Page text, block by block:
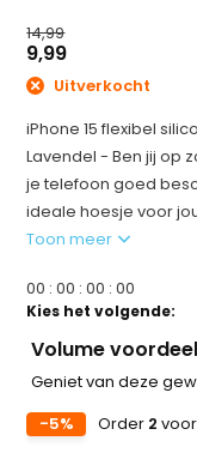
14,99
9,99
Uitverkocht
iPhone 15 flexibel
Lavendel - Ben jij op
je telefoon goed
ideale hoesje voor
Toon meer
00 :00 :00 :00
Kies het volgende:
Volume voordeel
Geniet van deze
-5%
Order 2